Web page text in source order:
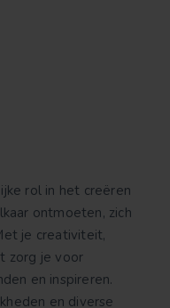
rol in het creëren
ontmoeten, zich
je creativiteit,
zorg je voor
en inspireren.
en diverse